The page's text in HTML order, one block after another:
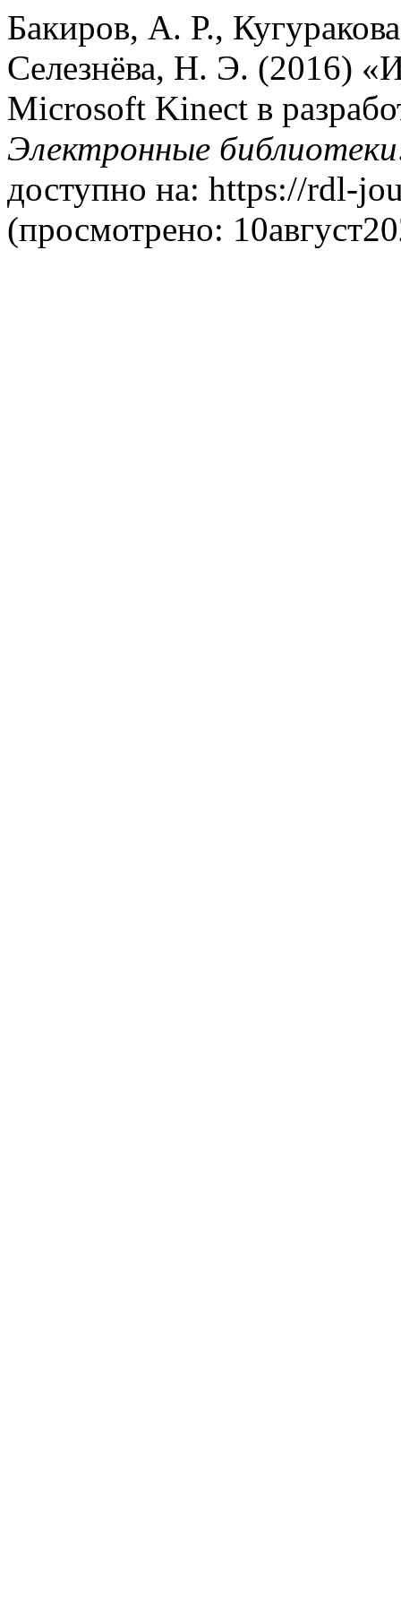
Бакиров, А. Р.,
Селезнёва, Н. Э. (2016)
Microsoft Kinect в
Электронные библиотеки
доступно на: https://rdl-
(просмотрено: